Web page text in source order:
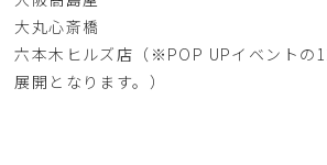
大丸心斎橋
六本木ヒルズ店（※POP UPイベントの
展開となります。）